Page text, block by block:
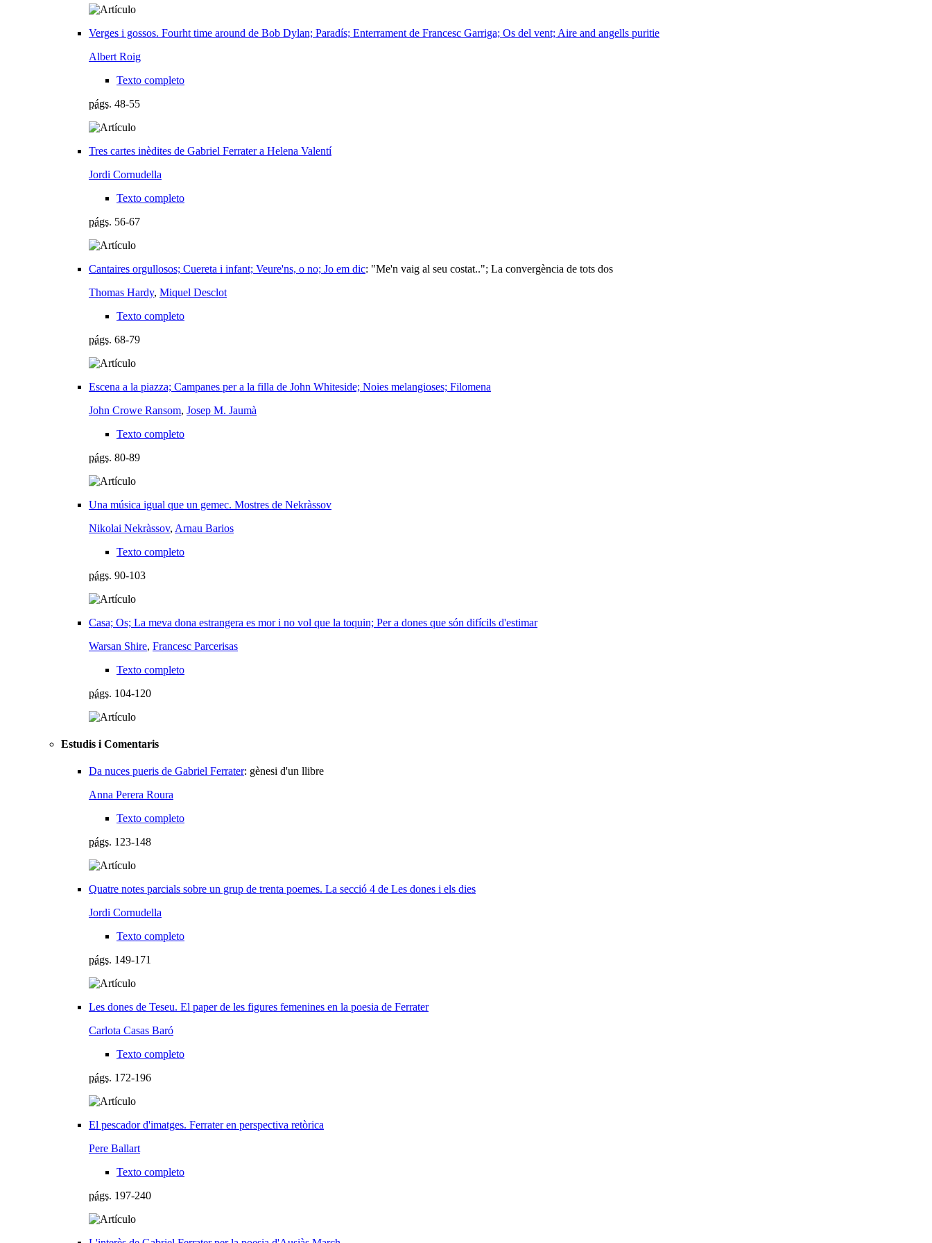
Verges i gossos. Fourht time around de Bob Dylan; Paradís; Enterrament de Francesc Garriga; Os del vent; Aire and angells puritie
Albert Roig
Texto completo
págs. 48-55
Tres cartes inèdites de Gabriel Ferrater a Helena Valentí
Jordi Cornudella
Texto completo
págs. 56-67
Cantaires orgullosos; Cuereta i infant; Veure'ns, o no; Jo em dic: "Me'n vaig al seu costat.."; La convergència de tots dos
Thomas Hardy, Miquel Desclot
Texto completo
págs. 68-79
Escena a la piazza; Campanes per a la filla de John Whiteside; Noies melangioses; Filomena
John Crowe Ransom, Josep M. Jaumà
Texto completo
págs. 80-89
Una música igual que un gemec. Mostres de Nekràssov
Nikolai Nekràssov, Arnau Barios
Texto completo
págs. 90-103
Casa; Os; La meva dona estrangera es mor i no vol que la toquin; Per a dones que són difícils d'estimar
Warsan Shire, Francesc Parcerisas
Texto completo
págs. 104-120
Estudis i Comentaris
Da nuces pueris de Gabriel Ferrater: gènesi d'un llibre
Anna Perera Roura
Texto completo
págs. 123-148
Quatre notes parcials sobre un grup de trenta poemes. La secció 4 de Les dones i els dies
Jordi Cornudella
Texto completo
págs. 149-171
Les dones de Teseu. El paper de les figures femenines en la poesia de Ferrater
Carlota Casas Baró
Texto completo
págs. 172-196
El pescador d'imatges. Ferrater en perspectiva retòrica
Pere Ballart
Texto completo
págs. 197-240